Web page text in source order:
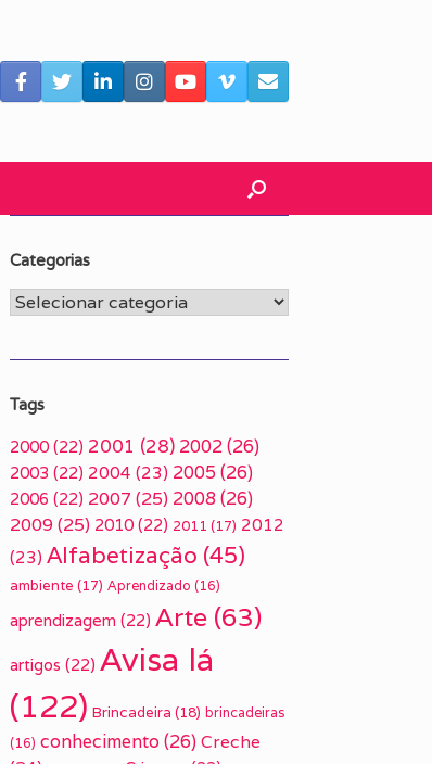
Categorias
Categorias
Tags
2000 (22) 2001 (28) 2002(26)
2003 (22) 2004 (23) 2005 (26)
2006 (22) 2007 (25) 2008(26)
2009(25) 2010 (22) 2011 (17) 2012
(23) Alfabetização (45)
ambiente (17) Aprendizado (16)
aprendizagem (22) Arte (63)
artigos (22) Avisa lá
(122) Brincadeira (18) brincadeiras
(16) conhecimento(26) Creche